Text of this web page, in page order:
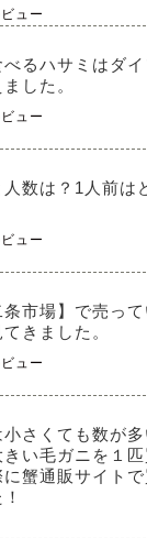
ュー
べるハサミはダ
した。
ュー
数は？1人前は
ュー
市場】で売っ
きました。
ュー
さくても数が
きい毛ガニを１
蟹通販サイト